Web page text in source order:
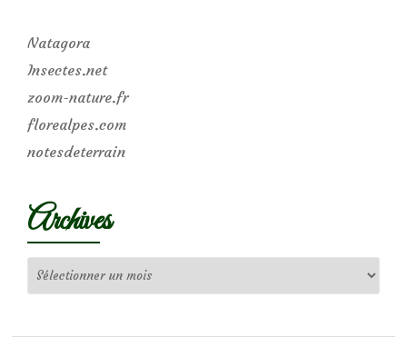
Natagora
Insectes.net
zoom-nature.fr
florealpes.com
notesdeterrain
Archives